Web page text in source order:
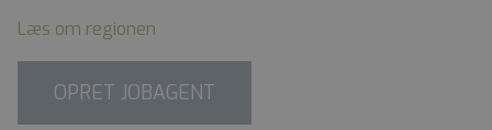
Læs om regionen
OPRET JOBAGENT